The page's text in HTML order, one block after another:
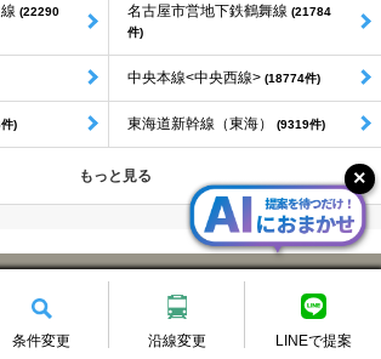
条件変更 沿線変更 LINEで提案
(22290
名古屋市営地下鉄鶴舞線 (21784
件)
中央本線<中央西線> (18774件)
) 東海道新幹線（東海） (9319件)
もっと見る
するよくある質問
はどれくらいありますか？